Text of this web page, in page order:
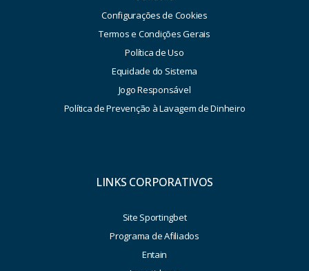
Configurações de Cookies
Termos e Condições Gerais
Política de Uso
Equidade do Sistema
Jogo Responsável
Política de Prevenção à Lavagem de Dinheiro
LINKS CORPORATIVOS
Site Sportingbet
Programa de Afiliados
Entain